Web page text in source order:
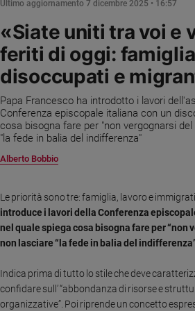
Ambiente
e
Creato
Volontariato
Diritti
di
valore
Caso
della
e
inclusione
Cultura
e
spettacoli
«Siate uniti tra voi e
feriti di oggi:
disoccupati e
Papa Francesco ha introdotto i lavori
Conferenza episcopale italiana con un
cosa bisogna fare per "non vergognarsi del
"la fede in balia del indifferenza"
Alberto Bobbio
Ultimo aggiornamento 7 dicembre 2025 • 16:57
Le priorità sono tre: famiglia, lavoro e immigrati.
introduce i lavori della Conferenza
nel quale spiega cosa bisogna fare per “non
non lasciare “la fede in balia del
Indica prima di tutto lo stile che deve
confidare sull’ “abbondanza di risorse e
organizzative”. Poi riprende un concetto